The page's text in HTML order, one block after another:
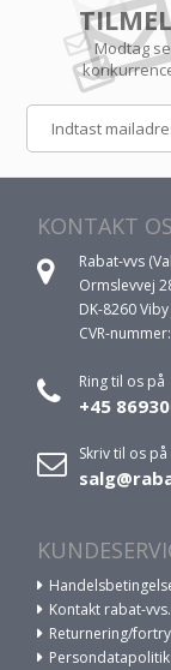
Modtag
KONTAKT OS
Rabat-vvs
Ormslevvej
DK-8260 Viby
CVR-
Ring til os på
+45
Skriv til os på
Kontakt rabat-
Returnering/
Persondatapolitik